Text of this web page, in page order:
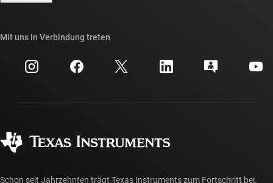
Veranstaltungen
Investorenbeziehungen
TI E2E™-Design-Support-Foren
Querverweis-Suche
Kundensupportzentrum
myTI-Konto FAQs
Häufig gestellte Fragen zu Bestellungen
Mit uns in Verbindung treten
Schon seit Jahrzehnten trägt Texas Instruments zum Fortschritt bei.